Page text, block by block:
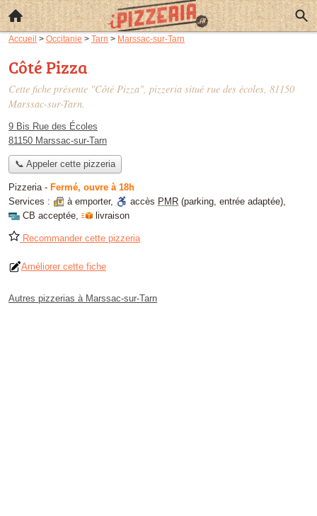
Accueil > Occitanie > Tarn > Marssac-sur-Tarn
Côté Pizza
Cette fiche présente "Côté Pizza", pizzeria situé rue des écoles, 81150
Marssac-sur-Tarn.
9 Bis Rue des Écoles
81150 Marssac-sur-Tarn
📞 Appeler cette pizzeria
Pizzeria- Fermé, ouvre à 18h
Services :
à emporter, accès PMR (parking, entrée adaptée),
CB acceptée, livraison
Recommander cette pizzeria
Améliorer cette fiche
Autres pizzerias à Marssac-sur-Tarn